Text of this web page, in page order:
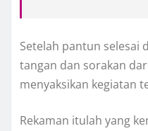
Setelah pantun selesai
tangan dan sorakan
menyaksikan kegiatan
Rekaman itulah yang